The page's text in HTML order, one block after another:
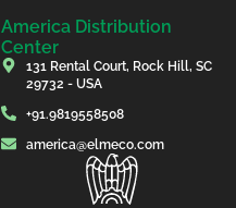
America Distribution
Center
131 Rental Court, Rock Hill, SC
29732 - USA
+91.9819558508
america@elmeco.com